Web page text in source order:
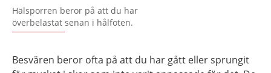
Förstora bilden
Hälsporren beror på att du har
överbelastat senan i hålfoten.
Besvären beror ofta på att du har gått eller sprungit